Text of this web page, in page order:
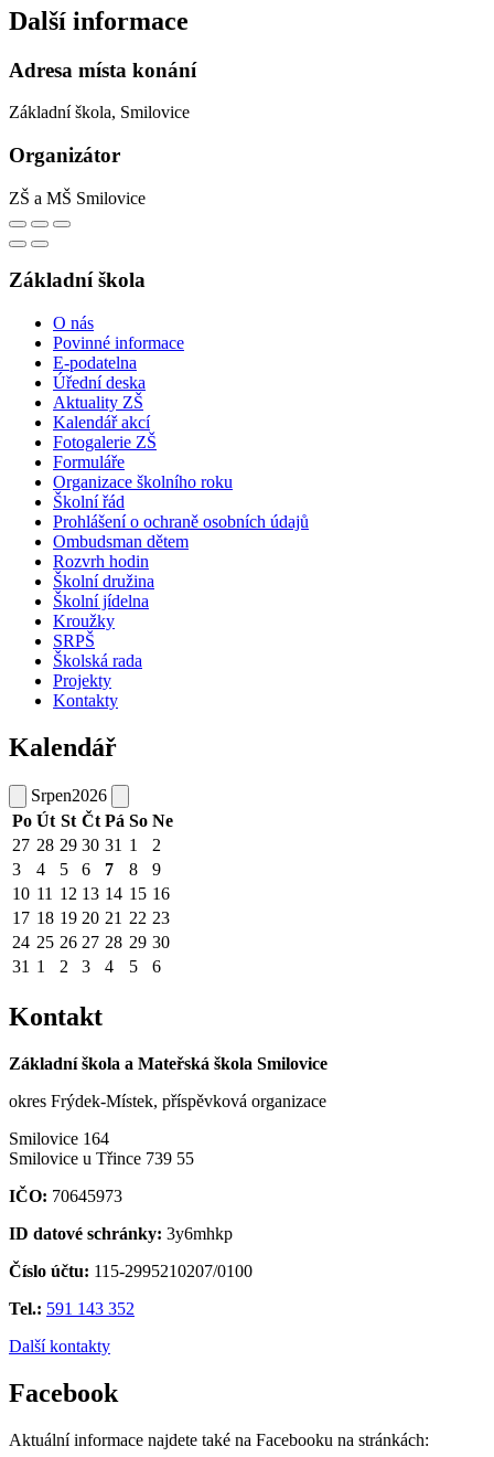
Další informace
Adresa místa konání
Základní škola, Smilovice
Organizátor
ZŠ a MŠ Smilovice
Základní škola
O nás
Povinné informace
E-podatelna
Úřední deska
Aktuality ZŠ
Kalendář akcí
Fotogalerie ZŠ
Formuláře
Organizace školního roku
Školní řád
Prohlášení o ochraně osobních údajů
Ombudsman dětem
Rozvrh hodin
Školní družina
Školní jídelna
Kroužky
SRPŠ
Školská rada
Projekty
Kontakty
Kalendář
Srpen2026
Po Út St Čt Pá So Ne
27 28 29 30 31 1
2
3
4 5 6 7 8
9
10 11 12 13 14 15 16
17 18 19 20 21 22 23
24 25 26 27 28 29 30
31 1 2 3 4 5 6
Kontakt
Základní škola a Mateřská škola Smilovice
okres Frýdek-Místek, příspěvková organizace
Smilovice 164
Smilovice u Třince 739 55
IČO: 70645973
ID datové schránky: 3y6mhkp
Číslo účtu: 115-2995210207/0100
Tel.: 591 143 352
Další kontakty
Facebook
Aktuální informace najdete také na Facebooku na stránkách: